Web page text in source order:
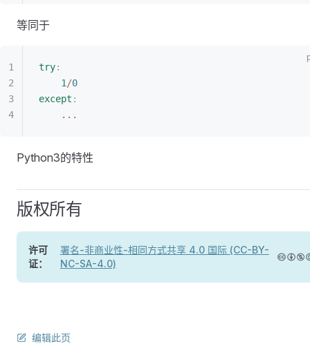
等同于
try:
	1
/0
except :
	...
Python3的特性
版权所有
许可
证：
署名-非商业性-相同方式共享 4.0 国际 (CC-BY-
NC-SA-4.0)
编辑此页